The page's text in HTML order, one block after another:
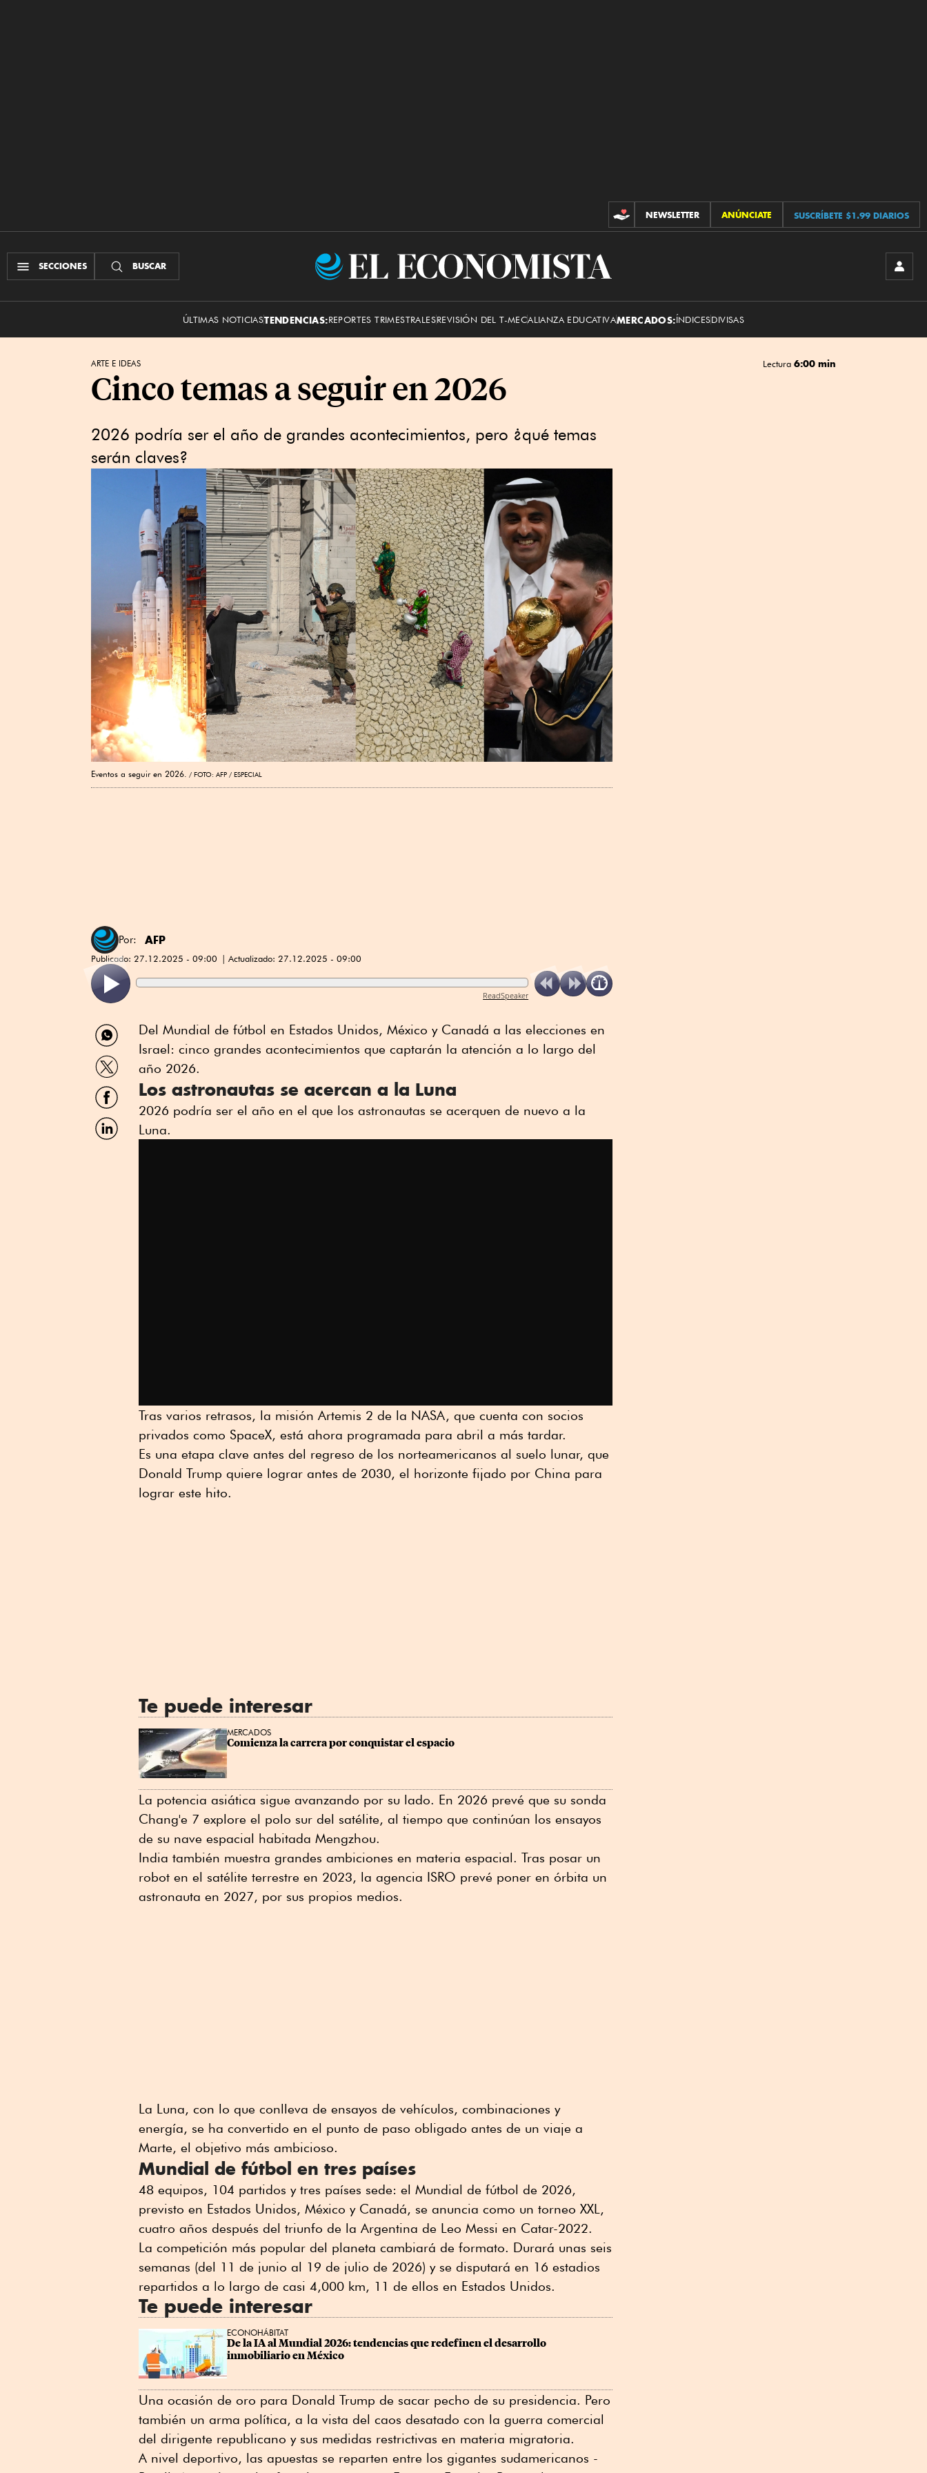
CONTRIBUCIONES
NEWSLETTER ANÚNCIATE SUSCRÍBETE $1.99 DIARIOS
SECCIONES BUSCAR
El
ÚLTIMAS NOTICIASTENDENCIAS:REPORTES TRIMESTRALESREVISIÓN DEL T-MECALIANZA EDUCATIVAMERCADOS:ÍNDICESDIVISAS
ARTE E IDEAS Lectura 6:00 min
Cinco temas a seguir en 2026
2026 podría ser el año de grandes acontecimientos, pero ¿qué temas
serán claves?
Eventos a seguir en 2026. FOTO: AFP / ESPECIAL
Por: AFP
Publicado: 27.12.2025 - 09:00 Actualizado: 27.12.2025 - 09:00
ReadSpeaker
Compartir
por
WhatsApp
Compartir
por
Twitter
Compartir
por
Facebook
Compartir
por
Del Mundial de fútbol en Estados Unidos, México y Canadá a las elecciones en
Israel: cinco grandes acontecimientos que captarán la atención a lo largo del
año 2026.
Los astronautas se acercan a la Luna
2026 podría ser el año en el que los astronautas se acerquen de nuevo a la
Luna.
Tras varios retrasos, la misión Artemis 2 de la NASA, que cuenta con socios
privados como SpaceX, está ahora programada para abril a más tardar.
Es una etapa clave antes del regreso de los norteamericanos al suelo lunar, que
Donald Trump quiere lograr antes de 2030, el horizonte fijado por China para
lograr este hito.
Te puede interesar
MERCADOS
Comienza la carrera por conquistar el espacio
La potencia asiática sigue avanzando por su lado. En 2026 prevé que su sonda
Chang'e 7 explore el polo sur del satélite, al tiempo que continúan los ensayos
de su nave espacial habitada Mengzhou.
India también muestra grandes ambiciones en materia espacial. Tras posar un
robot en el satélite terrestre en 2023, la agencia ISRO prevé poner en órbita un
astronauta en 2027, por sus propios medios.
La Luna, con lo que conlleva de ensayos de vehículos, combinaciones y
energía, se ha convertido en el punto de paso obligado antes de un viaje a
Marte, el objetivo más ambicioso.
Mundial de fútbol en tres países
48 equipos, 104 partidos y tres países sede: el Mundial de fútbol de 2026,
previsto en Estados Unidos, México y Canadá, se anuncia como un torneo XXL,
cuatro años después del triunfo de la Argentina de Leo Messi en Catar-2022.
La competición más popular del planeta cambiará de formato. Durará unas seis
semanas (del 11 de junio al 19 de julio de 2026) y se disputará en 16 estadios
repartidos a lo largo de casi 4,000 km, 11 de ellos en Estados Unidos.
Te puede interesar
ECONOHÁBITAT
De la IA al Mundial 2026: tendencias que redefinen el desarrollo
inmobiliario en México
Una ocasión de oro para Donald Trump de sacar pecho de su presidencia. Pero
también un arma política, a la vista del caos desatado con la guerra comercial
del dirigente republicano y sus medidas restrictivas en materia migratoria.
A nivel deportivo, las apuestas se reparten entre los gigantes sudamericanos -